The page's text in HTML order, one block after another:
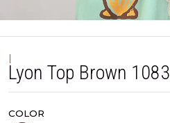
|
Lyon Top Brown 1083
COLOR